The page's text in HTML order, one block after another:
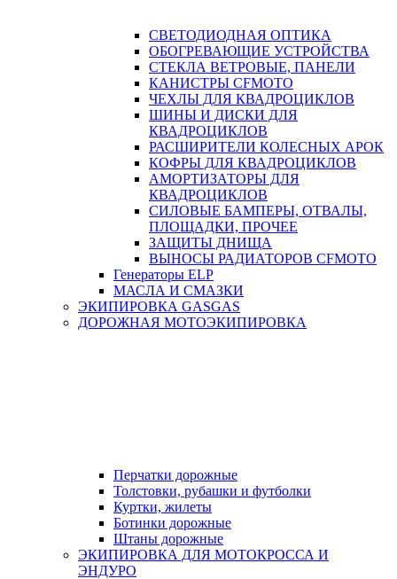
СВЕТОДИОДНАЯ ОПТИКА
ОБОГРЕВАЮЩИЕ УСТРОЙСТВА
СТЕКЛА ВЕТРОВЫЕ, ПАНЕЛИ
КАНИСТРЫ CFMOTO
ЧЕХЛЫ ДЛЯ КВАДРОЦИКЛОВ
ШИНЫ И ДИСКИ ДЛЯ
КВАДРОЦИКЛОВ
РАСШИРИТЕЛИ КОЛЕСНЫХ АРОК
КОФРЫ ДЛЯ КВАДРОЦИКЛОВ
АМОРТИЗАТОРЫ ДЛЯ
КВАДРОЦИКЛОВ
СИЛОВЫЕ БАМПЕРЫ, ОТВАЛЫ,
ПЛОЩАДКИ, ПРОЧЕЕ
ЗАЩИТЫ ДНИЩА
ВЫНОСЫ РАДИАТОРОВ CFMOTO
Генераторы ELP
МАСЛА И СМАЗКИ
ЭКИПИРОВКА GASGAS
ДОРОЖНАЯ МОТОЭКИПИРОВКА
Перчатки дорожные
Толстовки, рубашки и футболки
Куртки, жилеты
Ботинки дорожные
Штаны дорожные
ЭКИПИРОВКА ДЛЯ МОТОКРОССА И
ЭНДУРО